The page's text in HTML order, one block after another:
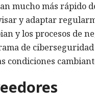
mucho más rápido
y adaptar
y los procesos de
de ciberseguridad
condiciones